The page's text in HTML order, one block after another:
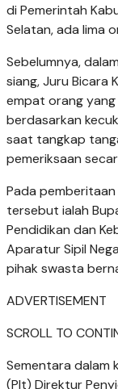
di Pemerintah
Selatan, ada lima
Sebelumnya,
siang, Juru Bicara
empat orang
berdasarkan
saat tangkap
pemeriksaan
Pada
tersebut ialah
Pendidikan dan
Aparatur Sipil
pihak swasta
ADVERTISEMENT
SCROLL TO
Sementara dalam
(Plt) Direktur